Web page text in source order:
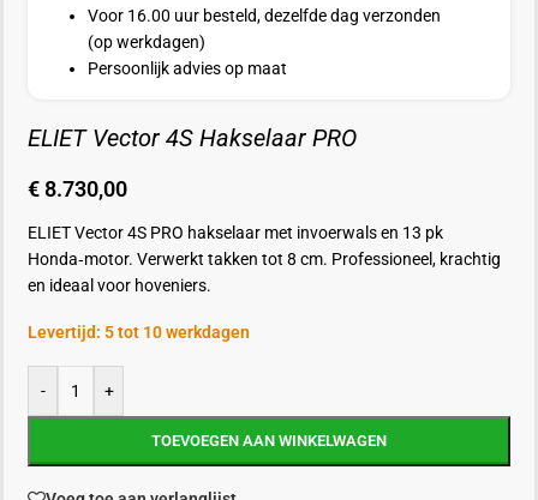
Voor 16.00 uur besteld, dezelfde dag verzonden
(op werkdagen)
Persoonlijk advies op maat
ELIET Vector 4S Hakselaar PRO
€8.730,00
ELIET Vector 4S PRO hakselaar met invoerwals en 13 pk
Honda‑motor. Verwerkt takken tot 8 cm. Professioneel, krachtig
en ideaal voor hoveniers.
Levertijd: 5 tot 10 werkdagen
- +
TOEVOEGEN AAN WINKELWAGEN